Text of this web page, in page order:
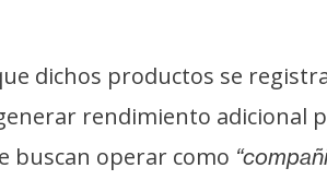
dichos productos se
rendimiento adicional
buscan operar como